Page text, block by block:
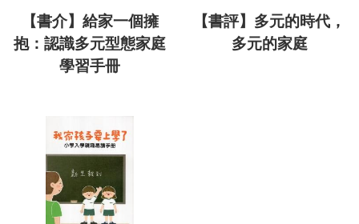
【書介】給家一個擁
抱：認識多元型態家庭
學習手冊
【書評】多元的時代，
多元的家庭